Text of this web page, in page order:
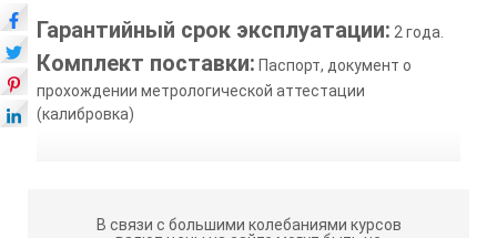
Гарантийный срок эксплуатации: 2 года.
Комплект поставки: Паспорт, документ о
прохождении метрологической аттестации
(калибровка)
В связи с большими колебаниями курсов